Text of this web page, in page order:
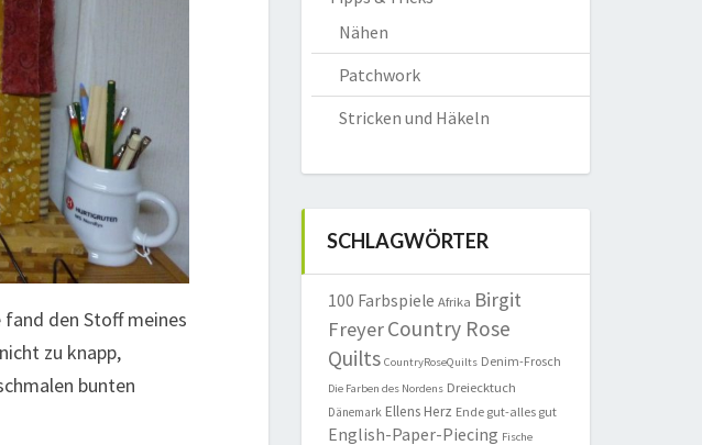
fand den Stoff meines
zu knapp,
bunten
Nähen
Patchwork
Stricken und Häkeln
SCHLAGWÖRTER
100 Farbspiele Afrika Birgit
FreyerCountry Rose
Quilts CountryRoseQuilts Denim-Frosch
Die Farben des Nordens Dreiecktuch
Dänemark Ellens Herz Ende gut-alles gut
English-Paper-Piecing Fische